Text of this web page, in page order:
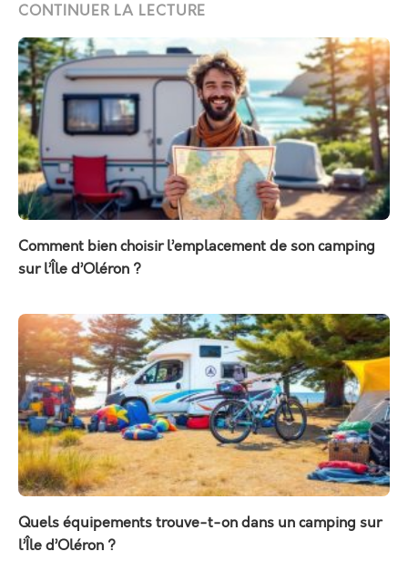
CONTINUER LA LECTURE
Comment bien choisir l’emplacement de son camping
sur l’Île d’Oléron ?
Quels équipements trouve-t-on dans un camping sur
l’Île d’Oléron ?